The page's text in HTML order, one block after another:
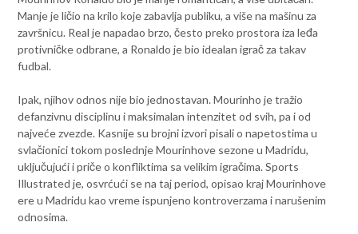
Manje je ličio na krilo koje zabavlja publiku, a više na mašinu za
završnicu. Real je napadao brzo, često preko prostora iza leđa
protivničke odbrane, a Ronaldo je bio idealan igrač za takav
fudbal.
Ipak, njihov odnos nije bio jednostavan. Mourinho je tražio
defanzivnu disciplinu i maksimalan intenzitet od svih, pa i od
najveće zvezde. Kasnije su brojni izvori pisali o napetostima u
svlačionici tokom poslednje Mourinhove sezone u Madridu,
uključujući i priče o konfliktima sa velikim igračima. Sports
Illustrated je, osvrćući se na taj period, opisao kraj Mourinhove
ere u Madridu kao vreme ispunjeno kontroverzama i narušenim
odnosima.